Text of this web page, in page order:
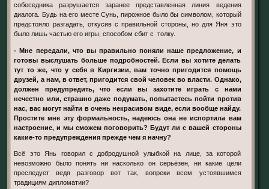
собеседника разрушается заранее представленная линия ведения
диалога. Будь на его месте Сунь, пирожное было бы символом, который
предстояло разгадать, откусив с правильной стороны, но для Яня это
было лишь частью его игры, способом сбит с толку.
- Мне передали, что вы правильно поняли наше предложение, и
готовы выслушать больше подробностей. Если вы хотите делать
тут то же, что у себя в Киргизии, вам точно пригодится помощь
друзей, а нам, в ответ, пригодится свой человек во власти. Однако,
должен предупредить, что если вы захотите играть с нами
нечестно или, страшно даже подумать, попытаетесь пойти против
нас, вас могут найти в очень некрасивом виде, если вообще найду.
Простите мне эту формальность, надеюсь она не испортила вам
настроение, и мы сможем поговорить? Будут ли с вашей стороны
какие-то предупреждения прежде чем я начну?
Всё это Янь говорил с добродушной улыбкой на лице, за которой
невозможно было понять ни насколько он серьёзен, ни какие цели
преследует ведя разговор вот так, вопреки всем устоявшимся
традициям дипломатии?